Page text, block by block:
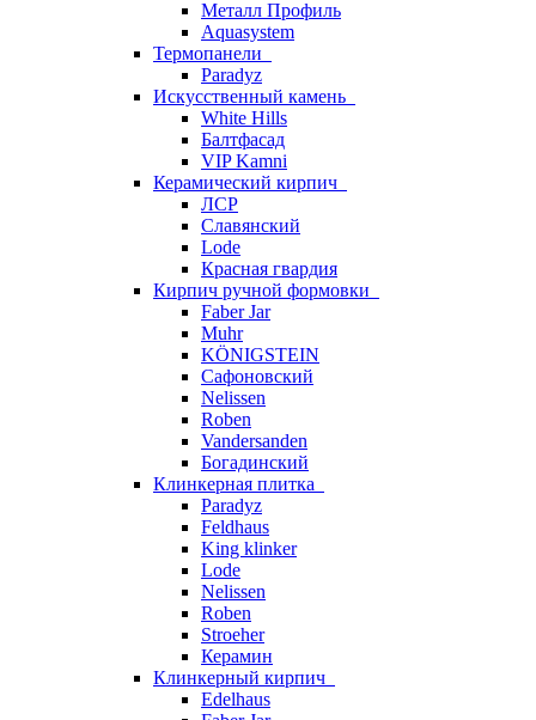
Металл Профиль
Aquasystem
Термопанели
Paradyz
Искусственный камень
White Hills
Балтфасад
VIP Kamni
Керамический кирпич
ЛСР
Славянский
Lode
Красная гвардия
Кирпич ручной формовки
Faber Jar
Muhr
KÖNIGSTEIN
Сафоновский
Nelissen
Roben
Vandersanden
Богадинский
Клинкерная плитка
Paradyz
Feldhaus
King klinker
Lode
Nelissen
Roben
Stroeher
Керамин
Клинкерный кирпич
Edelhaus